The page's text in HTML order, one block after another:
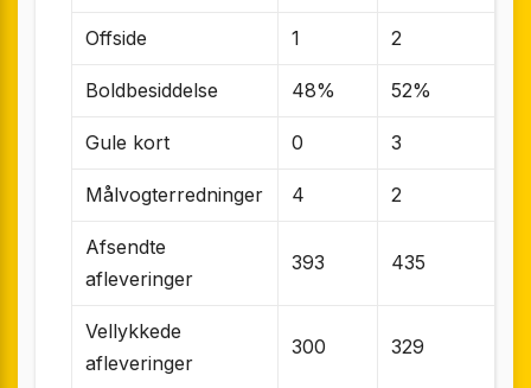
Offside 1 2
Boldbesiddelse 48% 52%
Gule kort 0 3
Målvogterredninger 4 2
Afsendte
afleveringer
393 435
Vellykkede
afleveringer
300 329